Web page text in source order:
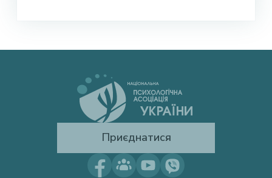
Приєднатися